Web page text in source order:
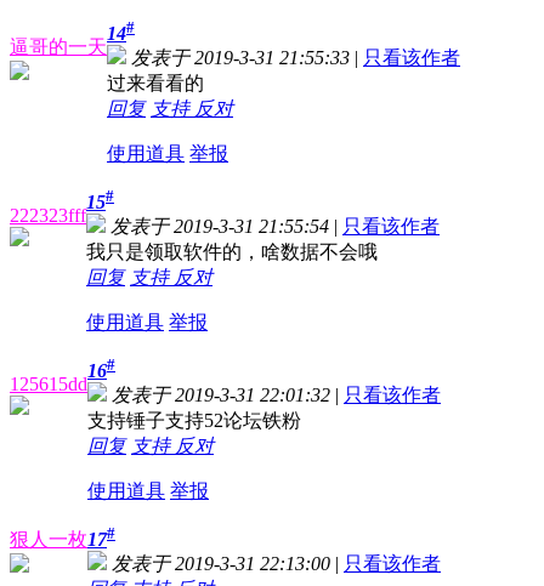
逼哥的一天
14#
发表于 2019-3-31 21:55:33 | 只看该作者
过来看看的
回复 支持 反对
使用道具 举报
222323fff
15#
发表于 2019-3-31 21:55:54 | 只看该作者
我只是领取软件的，啥数据不会哦
回复 支持 反对
使用道具 举报
125615dd
16#
发表于 2019-3-31 22:01:32 | 只看该作者
支持锤子支持52论坛铁粉
回复 支持 反对
使用道具 举报
狠人一枚17#
发表于 2019-3-31 22:13:00 | 只看该作者